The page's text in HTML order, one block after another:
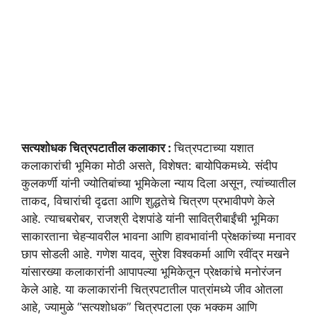
सत्यशोधक चित्रपटातील कलाकार :चित्रपटाच्या यशात
कलाकारांची भूमिका मोठी असते, विशेषत: बायोपिकमध्ये. संदीप
कुलकर्णी यांनी ज्योतिबांच्या भूमिकेला न्याय दिला असून, त्यांच्यातील
ताकद, विचारांची दृढता आणि शुद्धतेचे चित्रण प्रभावीपणे केले
आहे. त्याचबरोबर, राजश्री देशपांडे यांनी सावित्रीबाईंची भूमिका
साकारताना चेहऱ्यावरील भावना आणि हावभावांनी प्रेक्षकांच्या मनावर
छाप सोडली आहे. गणेश यादव, सुरेश विश्वकर्मा आणि रवींद्र मखने
यांसारख्या कलाकारांनी आपापल्या भूमिकेतून प्रेक्षकांचे मनोरंजन
केले आहे. या कलाकारांनी चित्रपटातील पात्रांमध्ये जीव ओतला
आहे, ज्यामुळे “सत्यशोधक” चित्रपटाला एक भक्कम आणि